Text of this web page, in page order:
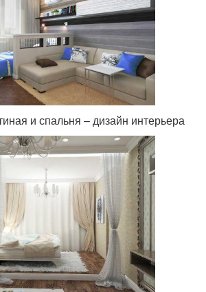
и спальня – дизайн интерьера